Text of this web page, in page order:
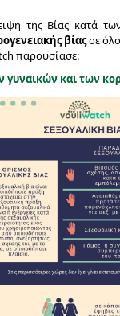
της Βίας κατά
βίαςσε
παρουσίασε:
γυναικών και των